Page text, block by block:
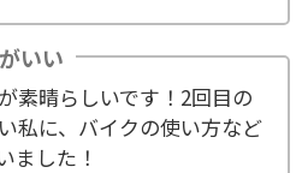
いい
素晴らしいです！2回目の
私に、バイクの使い方など
ました！